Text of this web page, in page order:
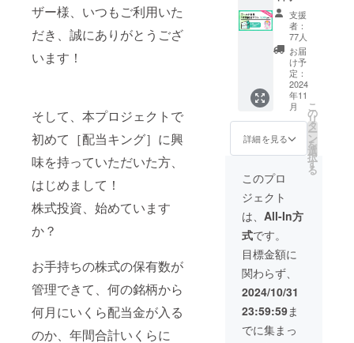
ザー様、いつもご利用いた
だき、誠にありがとうござ
います！
そして、本プロジェクトで
初めて［配当キング］に興
味を持っていただいた方、
はじめまして！
株式投資、始めています
か？
お手持ちの株式の保有数が
管理できて、何の銘柄から
何月にいくら配当金が入る
のか、年間合計いくらに
させて
いただ
きま
す。 ※
デザイ
ンは作
成中の
ため、
画像は
ジにな
りま
デザイ
ンが決
まり次
第、活
させて
頂きま
す。 ※
発注先
の状況
によ
り、生
地や素
タカナ/
ローマ
字表記
などい
ずれか)
の記入
をお願
いいた
しま
す。
引プラ
ン ◆注
【ゴー
ルド会
員1年間
割引】
※入力頂
いた
メール
アドレ
スに
ンコー
ドの発
送と利
用方法
をお知
らせい
たしま
す。 ※
すでに
ゴール
ド会員
の方は
次回更
新より1
支援
者：
77人
お届
け予
定：
2024
年11
月
詳細を見る
こ
の
リ
タ
ー
ン
を
選
択
す
る
このプロ
ジェクト
は、 All-In方
式です。
目標金額に
関わらず、
2024/10/31
23:59:59ま
でに集まっ